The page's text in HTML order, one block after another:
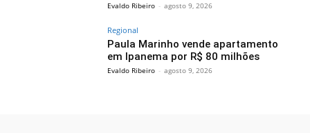
Evaldo Ribeiro - agosto 9, 2026
Regional
Paula Marinho vende apartamento
em Ipanema por R$ 80 milhões
Evaldo Ribeiro - agosto 9, 2026